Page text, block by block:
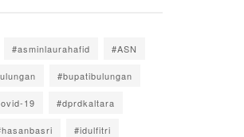
#asminlaurahafid #ASN
#bupatibulungan
19 #dprdkaltara
#idulfitri